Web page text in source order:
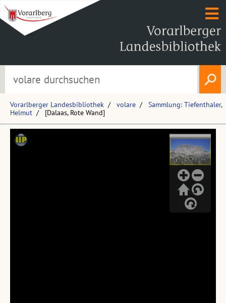
Vorarlberger Landesbibliothek volare
Sammlung: Tiefenthaler,
Helmut
[Dalaas, Rote Wand]